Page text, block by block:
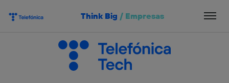
Think Big / Empresas